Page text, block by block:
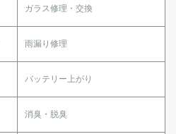
ガラス修理・交換
雨漏り修理
バッテリー上がり
消臭・脱臭